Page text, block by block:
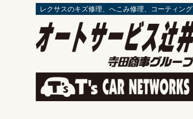
レクサスのキズ修理、へこみ修理、コーティング